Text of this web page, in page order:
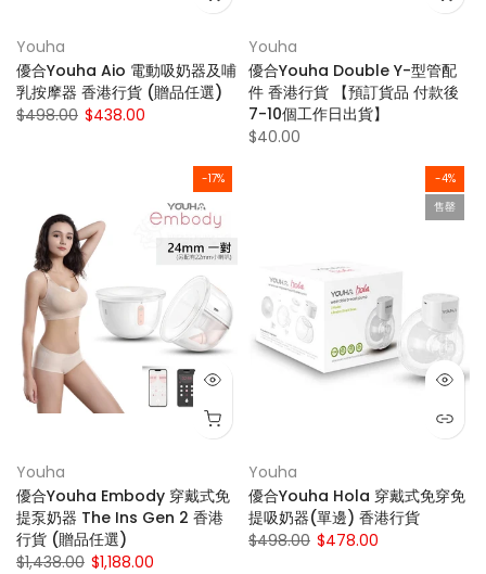
Youha
優合Youha Aio 電動吸奶器及哺
乳按摩器 香港行貨 (贈品任選)
$498.00 $438.00
Youha
優合Youha Double Y-型管配
件 香港行貨 【預訂貨品 付款後
7-10個工作日出貨】
$40.00
-17%
Youha
優合Youha Embody 穿戴式免
提泵奶器 The Ins Gen 2 香港
行貨 (贈品任選)
$1,438.00 $1,188.00
-4%
售罄
Youha
優合Youha Hola 穿戴式免穿免
提吸奶器(單邊) 香港行貨
$498.00 $478.00